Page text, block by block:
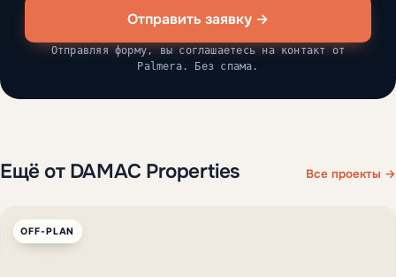
Отправить заявку →
Отправляя форму, вы соглашаетесь на контакт от
Palmera. Без спама.
Ещё от DAMAC Properties Все проекты →
OFF-PLAN